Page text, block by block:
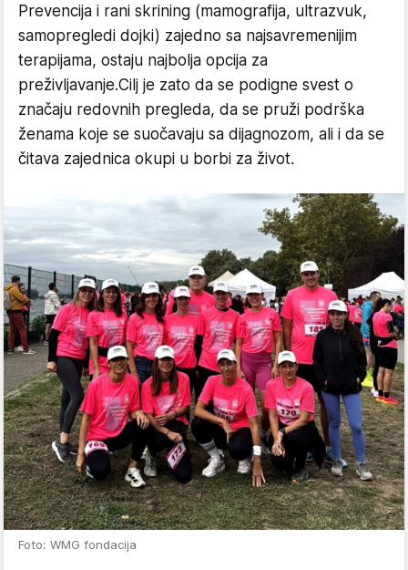
Prevencija i rani skrining (mamografija, ultrazvuk,
samopregledi dojki) zajedno sa najsavremenijim
terapijama, ostaju najbolja opcija za
preživljavanje.Cilj je zato da se podigne svest o
značaju redovnih pregleda, da se pruži podrška
ženama koje se suočavaju sa dijagnozom, ali i da se
čitava zajednica okupi u borbi za život.
Foto: WMG fondacija